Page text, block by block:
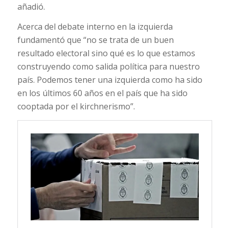
añadió.
Acerca del debate interno en la izquierda
fundamentó que “no se trata de un buen
resultado electoral sino qué es lo que estamos
construyendo como salida política para nuestro
país. Podemos tener una izquierda como ha sido
en los últimos 60 años en el país que ha sido
cooptada por el kirchnerismo”.